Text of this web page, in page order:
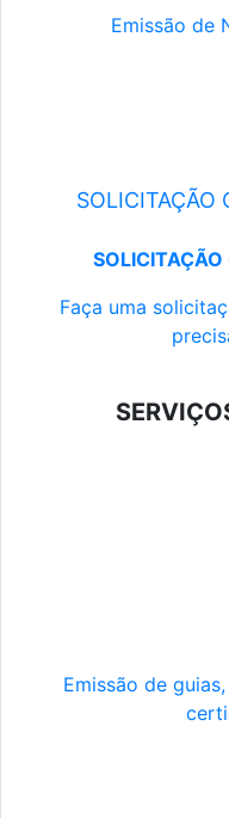
Emissão de
SOLICITAÇÃO
SOLICITAÇÃO
Faça uma
Emissão de